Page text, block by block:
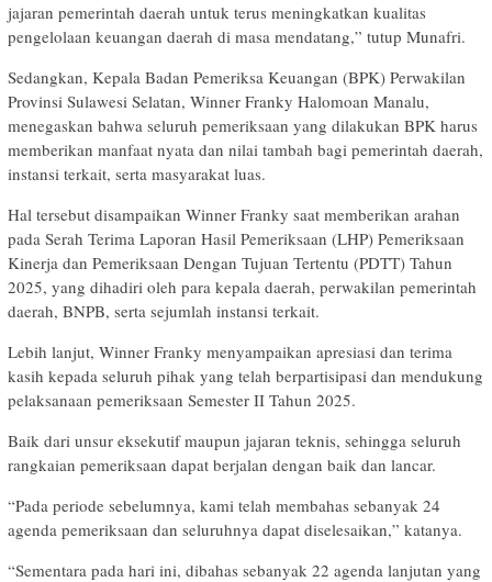
jajaran pemerintah daerah untuk terus meningkatkan kualitas
pengelolaan keuangan daerah di masa mendatang,” tutup Munafri.
Sedangkan, Kepala Badan Pemeriksa Keuangan (BPK) Perwakilan
Provinsi Sulawesi Selatan, Winner Franky Halomoan Manalu,
menegaskan bahwa seluruh pemeriksaan yang dilakukan BPK harus
memberikan manfaat nyata dan nilai tambah bagi pemerintah daerah,
instansi terkait, serta masyarakat luas.
Hal tersebut disampaikan Winner Franky saat memberikan arahan
pada Serah Terima Laporan Hasil Pemeriksaan (LHP) Pemeriksaan
Kinerja dan Pemeriksaan Dengan Tujuan Tertentu (PDTT) Tahun
2025, yang dihadiri oleh para kepala daerah, perwakilan pemerintah
daerah, BNPB, serta sejumlah instansi terkait.
Lebih lanjut, Winner Franky menyampaikan apresiasi dan terima
kasih kepada seluruh pihak yang telah berpartisipasi dan mendukung
pelaksanaan pemeriksaan Semester II Tahun 2025.
Baik dari unsur eksekutif maupun jajaran teknis, sehingga seluruh
rangkaian pemeriksaan dapat berjalan dengan baik dan lancar.
“Pada periode sebelumnya, kami telah membahas sebanyak 24
agenda pemeriksaan dan seluruhnya dapat diselesaikan,” katanya.
“Sementara pada hari ini, dibahas sebanyak 22 agenda lanjutan yang